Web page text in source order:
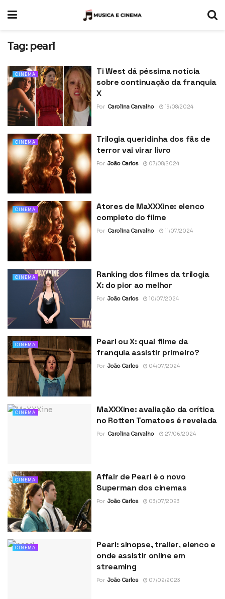
Tag: pearl
CINEMA
Ti West dá péssima notícia
sobre continuação da franquia
X
Por Carolina Carvalho 19/08/2024
CINEMA
Trilogia queridinha dos fãs de
terror vai virar livro
Por João Carlos 07/08/2024
CINEMA
Atores de MaXXXine: elenco
completo do filme
Por Carolina Carvalho 11/07/2024
CINEMA
Ranking dos filmes da trilogia
X: do pior ao melhor
Por João Carlos 10/07/2024
CINEMA
Pearl ou X: qual filme da
franquia assistir primeiro?
Por João Carlos 04/07/2024
CINEMA
MaXXXine: avaliação da crítica
no Rotten Tomatoes é revelada
Por Carolina Carvalho 27/06/2024
CINEMA
Affair de Pearl é o novo
Superman dos cinemas
Por João Carlos 03/07/2023
CINEMA
Pearl: sinopse, trailer, elenco e
onde assistir online em
streaming
Por João Carlos 07/02/2023